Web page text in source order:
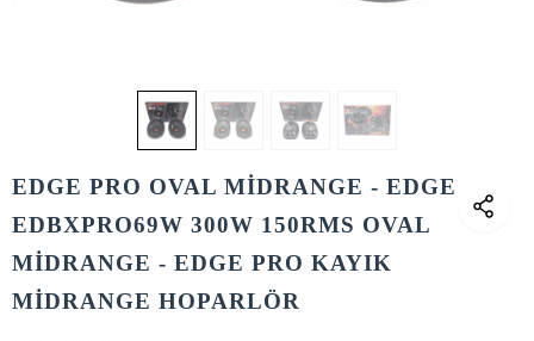
EDGE PRO OVAL MİDRANGE - EDGE
EDBXPRO69W 300W 150RMS OVAL
MİDRANGE - EDGE PRO KAYIK
MİDRANGE HOPARLÖR